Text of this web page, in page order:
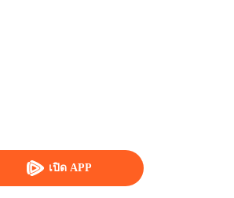
เปิด APP